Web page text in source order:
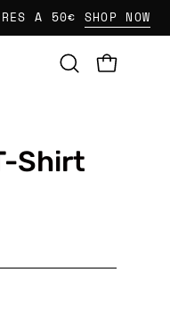
50€SHOP NOW
AbrirCARRO
Shirt